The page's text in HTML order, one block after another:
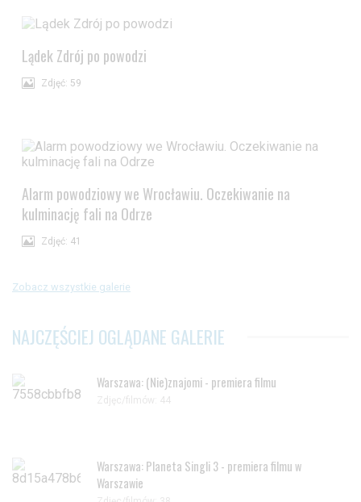
Lądek Zdrój po powodzi
Zdjęć: 59
Alarm powodziowy we Wrocławiu. Oczekiwanie na
kulminację fali na Odrze
Zdjęć: 41
Zobacz wszystkie galerie
NAJCZĘŚCIEJ OGLĄDANE GALERIE
Warszawa: (Nie)znajomi - premiera filmu
Zdjęc/filmów: 44
Warszawa: Planeta Singli 3 - premiera filmu w
Warszawie